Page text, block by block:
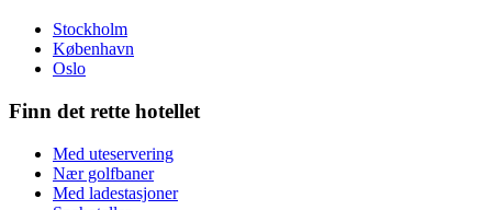
Stockholm
København
Oslo
Finn det rette hotellet
Med uteservering
Nær golfbaner
Med ladestasjoner